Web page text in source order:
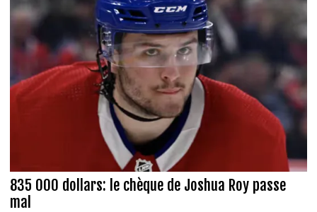
835 000 dollars: le chèque de Joshua Roy passe
mal